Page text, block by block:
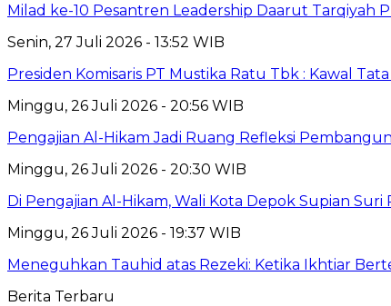
Milad ke-10 Pesantren Leadership Daarut Tarqiyah
Senin, 27 Juli 2026 - 13:52 WIB
Presiden Komisaris PT Mustika Ratu Tbk : Kawal
Minggu, 26 Juli 2026 - 20:56 WIB
Pengajian Al-Hikam Jadi Ruang Refleksi
Minggu, 26 Juli 2026 - 20:30 WIB
Di Pengajian Al-Hikam, Wali Kota Depok Supian
Minggu, 26 Juli 2026 - 19:37 WIB
Meneguhkan Tauhid atas Rezeki: Ketika Ikhtiar
Berita Terbaru